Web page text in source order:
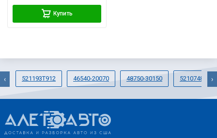
Купить
521193T912 46540-20070 48750-30150 5210748020
‹ ›